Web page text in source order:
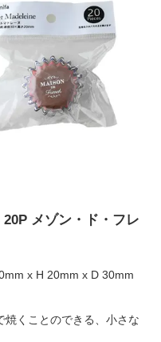
メゾン・ド・フレ
x H 20mm x D 30mm
焼くことのできる、小さな